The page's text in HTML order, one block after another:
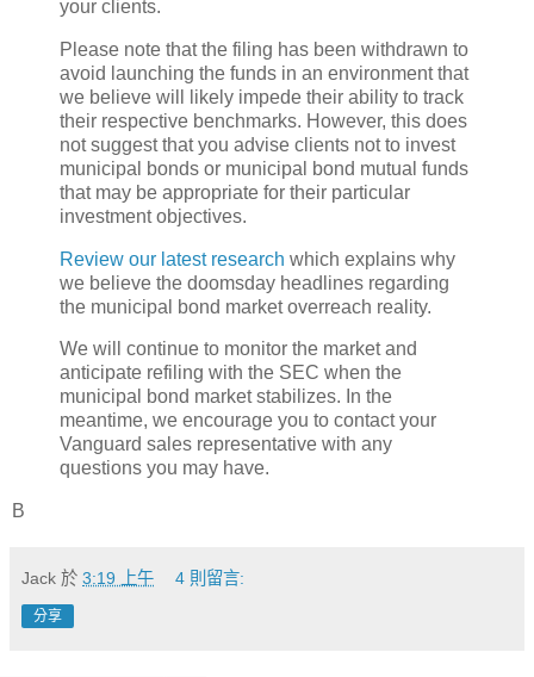
your clients.
Please note that the filing has been withdrawn to
avoid launching the funds in an environment that
we believe will likely impede their ability to track
their respective benchmarks. However, this does
not suggest that you advise clients not to invest
municipal bonds or municipal bond mutual funds
that may be appropriate for their particular
investment objectives.
Review our latest research which explains why
we believe the doomsday headlines regarding
the municipal bond market overreach reality.
We will continue to monitor the market and
anticipate refiling with the SEC when the
municipal bond market stabilizes. In the
meantime, we encourage you to contact your
Vanguard sales representative with any
questions you may have.
B
Jack 於 3:19 上午 4 則留言:
分享